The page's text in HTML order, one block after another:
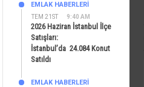
TEM 21ST 9:40 AM
EMLAK HABERLERI
2026 Haziran İstanbul İlçe
Satışları:
İstanbul’da 24.084 Konut
Satıldı
EMLAK HABERLERI